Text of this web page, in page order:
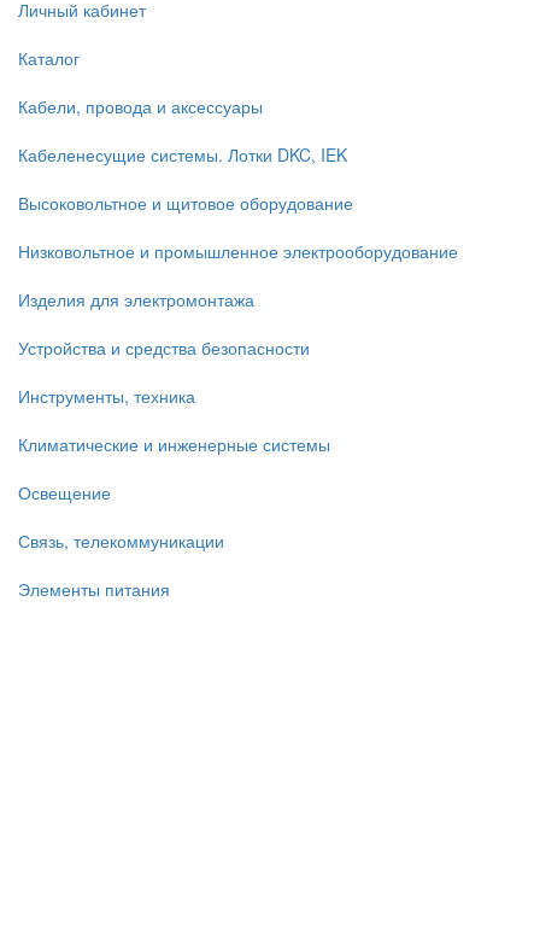
Личный кабинет
Каталог
Кабели, провода и аксессуары
Кабеленесущие системы. Лотки DKC, IEK
Высоковольтное и щитовое оборудование
Низковольтное и промышленное электрооборудование
Изделия для электромонтажа
Устройства и средства безопасности
Инструменты, техника
Климатические и инженерные системы
Освещение
Связь, телекоммуникации
Элементы питания